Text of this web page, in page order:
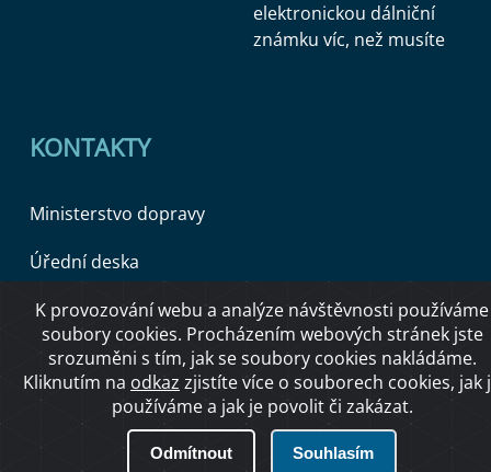
elektronickou dálniční
známku víc, než musíte
KONTAKTY
Ministerstvo dopravy
Úřední deska
Copyright © 2026 Ministerstvo dopravy ČR
O přístupnosti
K provozování webu a analýze návštěvnosti používáme
soubory cookies. Procházením webových stránek jste
srozuměni s tím, jak se soubory cookies nakládáme.
Kliknutím na odkaz zjistíte více o souborech cookies, jak
používáme a jak je povolit či zakázat.
Odmítnout Souhlasím